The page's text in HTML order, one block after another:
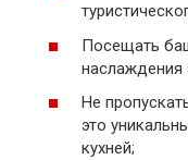
Посещать
Не
это
кухней;